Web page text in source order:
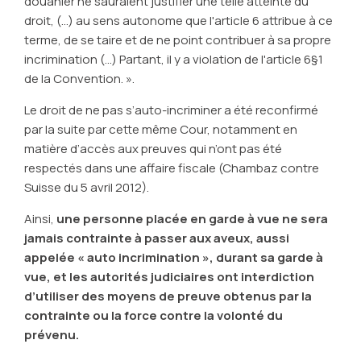
droit, (…) au sens autonome que l'article 6 attribue à ce
terme, de se taire et de ne point contribuer à sa propre
incrimination (…) Partant, il y a violation de l'article 6§1
de la Convention. ».
Le droit de ne pas s’auto-incriminer a été reconfirmé
par la suite par cette même Cour, notamment en
matière d’accès aux preuves qui n’ont pas été
respectés dans une affaire fiscale (Chambaz contre
Suisse du 5 avril 2012).
Ainsi, une personne placée en garde à vue ne sera
jamais contrainte à passer aux aveux, aussi
appelée « auto incrimination », durant sa garde à
vue, et les autorités judiciaires ont interdiction
d’utiliser des moyens de preuve obtenus par la
contrainte ou la force contre la volonté du
prévenu.